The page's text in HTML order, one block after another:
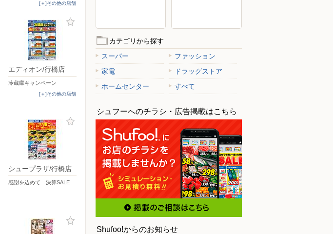
[＋]その他の店舗
エディオン/行橋店
冷蔵庫キャンペーン
[＋]その他の店舗
シュープラザ/行橋店
感謝を込めて 決算SALE
カテゴリから探す
スーパー
ファッション
家電
ドラッグストア
ホームセンター
すべて
シュフーへのチラシ・広告掲載はこちら
Shufoo!からのお知らせ